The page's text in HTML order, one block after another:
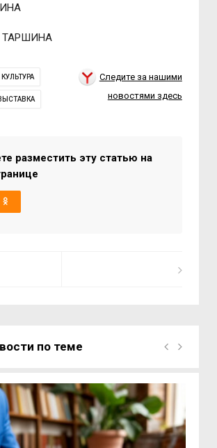
ТАРШИНА
КУЛЬТУРА
Следите за нашими
новостями здесь
разместить эту статью на
по теме